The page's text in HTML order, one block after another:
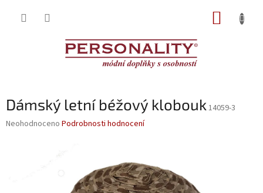
Dámský letní béžový klobouk 14059-3
Průměrné
Neohodnoceno Podrobnosti hodnocení